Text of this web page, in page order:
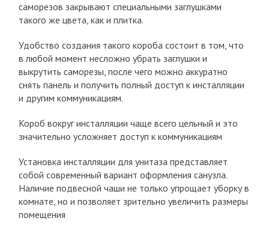
саморезов закрывают специальными заглушками
такого же цвета, как и плитка.
Удобство создания такого короба состоит в том, что
в любой момент несложно убрать заглушки и
выкрутить саморезы, после чего можно аккуратно
снять панель и получить полный доступ к инсталляции
и другим коммуникациям.
Короб вокруг инсталляции чаще всего цельный и это
значительно усложняет доступ к коммуникациям
Установка инсталляции для унитаза представляет
собой современный вариант оформления санузла.
Наличие подвесной чаши не только упрощает уборку в
комнате, но и позволяет зрительно увеличить размеры
помещения